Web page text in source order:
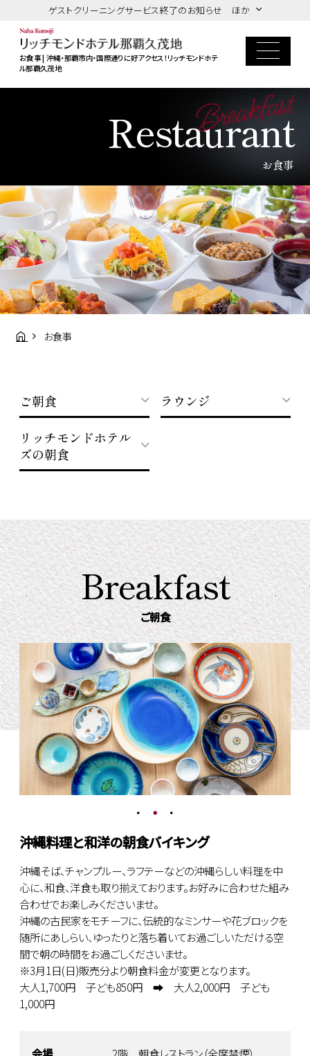
ゲストクリーニングサービス終了のお知らせ ほか
お食事 | 沖縄・那覇市内・国際通りに好アクセス！リッチモンドホテ
ル那覇久茂地
Restaurant
Breakfast
お食事
お食事
ご朝食 ラウンジ
リッチモンドホテル
ズの朝食
Breakfast
ご朝食
沖縄料理と和洋の朝食バイキング
沖縄そば、チャンプルー、ラフテーなどの沖縄らしい料理を中
心に、和食、洋食も取り揃えております。お好みに合わせた組み
合わせでお楽しみくださいませ。
沖縄の古民家をモチーフに、伝統的なミンサーや花ブロックを
随所にあしらい、ゆったりと落ち着いてお過ごしいただける空
間で朝の時間をお過ごしくださいませ。
※3月1日(日)販売分より朝食料金が変更となります。
大人1,700円 子ども850円 ➡ 大人2,000円 子ども
1,000円